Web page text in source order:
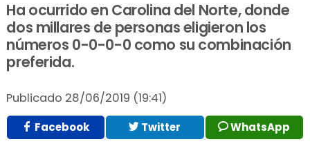
Ha ocurrido en Carolina del Norte, donde
dos millares de personas eligieron los
números 0-0-0-0 como su combinación
preferida.
Publicado 28/06/2019 (19:41)
Facebook Twitter WhatsApp